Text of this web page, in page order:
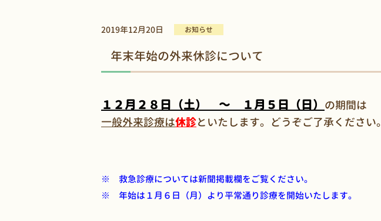
2019年12月20日 お知らせ
年末年始の外来休診について
１２月２８日（土） ～ １月５日（日） の期間は
一般外来診療は休診といたします。 どうぞご了承ください。
※ 救急診療については新聞掲載欄をご覧ください。
※ 年始は１月６日（月）より平常通り診療を開始いたします。